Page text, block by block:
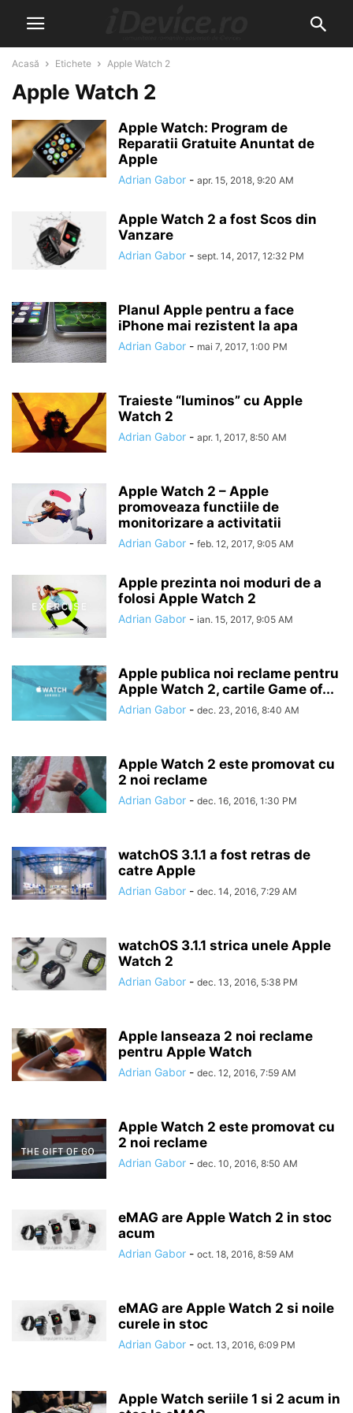
Acasă Etichete Apple Watch 2
Apple Watch 2
Apple Watch: Program de
Reparatii Gratuite Anuntat de
Apple
Adrian Gabor - apr. 15, 2018, 9:20 AM
Apple Watch 2 a fost Scos din
Vanzare
Adrian Gabor - sept. 14, 2017, 12:32 PM
Planul Apple pentru a face
iPhone mai rezistent la apa
Adrian Gabor - mai 7, 2017, 1:00 PM
Traieste “luminos” cu Apple
Watch 2
Adrian Gabor - apr. 1, 2017, 8:50 AM
Apple Watch 2 – Apple
promoveaza functiile de
monitorizare a activitatii
Adrian Gabor - feb. 12, 2017, 9:05 AM
Apple prezinta noi moduri de a
folosi Apple Watch 2
Adrian Gabor - ian. 15, 2017, 9:05 AM
Apple publica noi reclame pentru
Apple Watch 2, cartile Game of...
Adrian Gabor - dec. 23, 2016, 8:40 AM
Apple Watch 2 este promovat cu
2 noi reclame
Adrian Gabor - dec. 16, 2016, 1:30 PM
watchOS 3.1.1 a fost retras de
catre Apple
Adrian Gabor - dec. 14, 2016, 7:29 AM
watchOS 3.1.1 strica unele Apple
Watch 2
Adrian Gabor - dec. 13, 2016, 5:38 PM
Apple lanseaza 2 noi reclame
pentru Apple Watch
Adrian Gabor - dec. 12, 2016, 7:59 AM
Apple Watch 2 este promovat cu
2 noi reclame
Adrian Gabor - dec. 10, 2016, 8:50 AM
eMAG are Apple Watch 2 in stoc
acum
Adrian Gabor - oct. 18, 2016, 8:59 AM
eMAG are Apple Watch 2 si noile
curele in stoc
Adrian Gabor - oct. 13, 2016, 6:09 PM
Apple Watch seriile 1 si 2 acum in